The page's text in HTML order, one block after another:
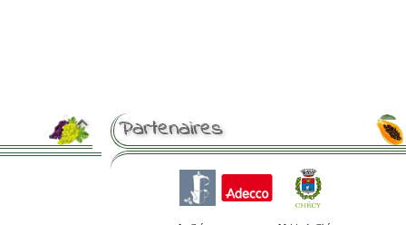
 Partenaires